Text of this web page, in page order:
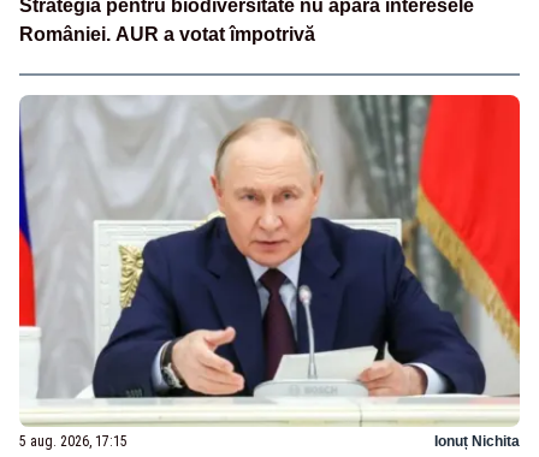
Strategia pentru biodiversitate nu apără interesele
României. AUR a votat împotrivă
5 aug. 2026, 17:15 Ionuț Nichita